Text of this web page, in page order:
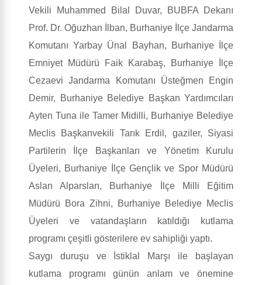
Vekili Muhammed Bilal Duvar, BUBFA Dekanı
Prof. Dr. Oğuzhan İlban, Burhaniye İlçe Jandarma
Komutanı Yarbay Ünal Bayhan, Burhaniye İlçe
Emniyet Müdürü Faik Karabaş, Burhaniye İlçe
Cezaevi Jandarma Komutanı Üsteğmen Engin
Demir, Burhaniye Belediye Başkan Yardımcıları
Ayten Tuna ile Tamer Midilli, Burhaniye Belediye
Meclis Başkanvekili Tarık Erdil, gaziler, Siyasi
Partilerin İlçe Başkanları ve Yönetim Kurulu
Üyeleri, Burhaniye İlçe Gençlik ve Spor Müdürü
Aslan Alparslan, Burhaniye İlçe Milli Eğitim
Müdürü Bora Zihni, Burhaniye Belediye Meclis
Üyeleri ve vatandaşların katıldığı kutlama
programı çeşitli gösterilere ev sahipliği yaptı.
Saygı duruşu ve İstiklal Marşı ile başlayan
kutlama programı günün anlam ve önemine